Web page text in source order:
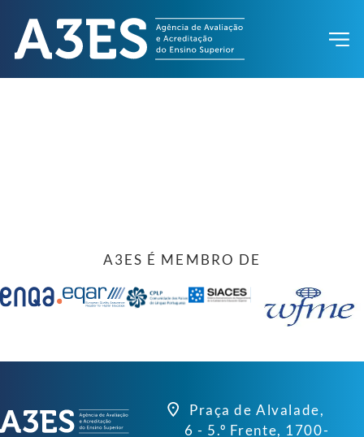
A3ES É MEMBRO DE
Praça de Alvalade,
6 - 5.º Frente, 1700-